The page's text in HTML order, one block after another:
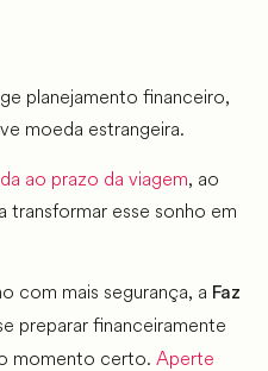
planejamento financeiro,
moeda estrangeira.
ao prazo da viagem, ao
transformar esse sonho em
com mais segurança, a Faz
preparar financeiramente
momento certo. Aperte